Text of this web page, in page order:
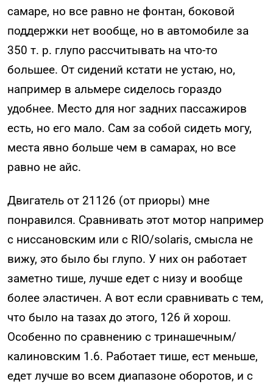
самаре, но все равно не фонтан, боковой
поддержки нет вообще, но в автомобиле за
350 т. р. глупо рассчитывать на что-то
большее. От сидений кстати не устаю, но,
например в альмере сиделось гораздо
удобнее. Место для ног задних пассажиров
есть, но его мало. Сам за собой сидеть могу,
места явно больше чем в самарах, но все
равно не айс.
Двигатель от 21126 (от приоры) мне
понравился. Сравнивать этот мотор например
с ниссановским или с RIO/solaris, смысла не
вижу, это было бы глупо. У них он работает
заметно тише, лучше едет с низу и вообще
более эластичен. А вот если сравнивать с тем,
что было на тазах до этого, 126 й хорош.
Особенно по сравнению с тринашечным/
калиновским 1.6. Работает тише, ест меньше,
едет лучше во всем диапазоне оборотов, и с